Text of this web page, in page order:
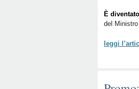
È
del Ministro
leggi